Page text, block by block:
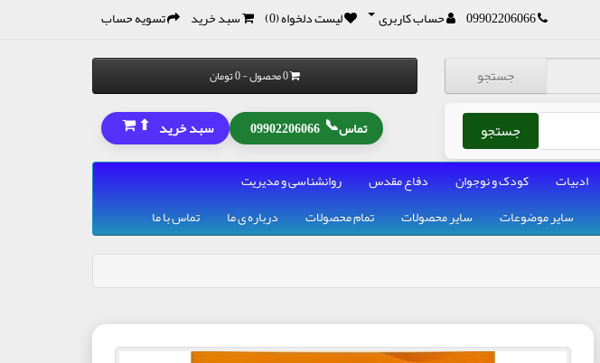
09902206066 حساب کاربری لیست دلخواه (0) سبد خرید تسویه حساب
جستجو
جستجو
0 محصول - 0 تومان
تماس📞
09902206066 سبد خرید ⬆
ادبیات کودک و نوجوان دفاع مقدس
روانشناسی و مدیریت
سایر موضوعات سایر محصولات تمام محصولات درباره ی ما تماس با ما